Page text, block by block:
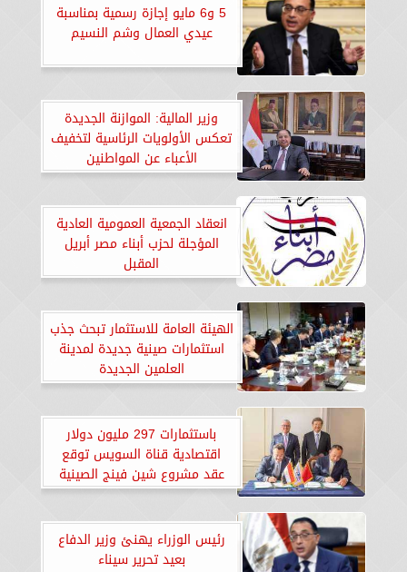
5 و6 مايو إجازة رسمية بمناسبة
عيدي العمال وشم النسيم
وزير المالية: الموازنة الجديدة
تعكس الأولويات الرئاسية لتخفيف
الأعباء عن المواطنين
انعقاد الجمعية العمومية العادية
المؤجلة لحزب أبناء مصر أبريل
المقبل
الهيئة العامة للاستثمار تبحث جذب
استثمارات صينية جديدة لمدينة
العلمين الجديدة
باستثمارات 297 مليون دولار
اقتصادية قناة السويس توقع
عقد مشروع شين فينج الصينية
لمنتجات الحديد في المنطقة
رئيس الوزراء يهنئ وزير الدفاع
بعيد تحرير سيناء